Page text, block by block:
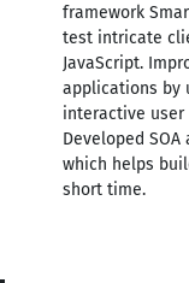
framework
test intricate
JavaScript.
applications by
interactive
Developed
which helps
short time.